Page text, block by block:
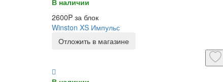
В наличии
2600P за блок
Winston XS Импульс
Отложить в магазине